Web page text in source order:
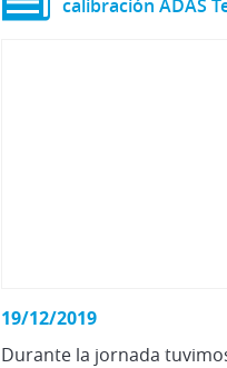
calibración ADAS
19/12/2019
Durante la jornada